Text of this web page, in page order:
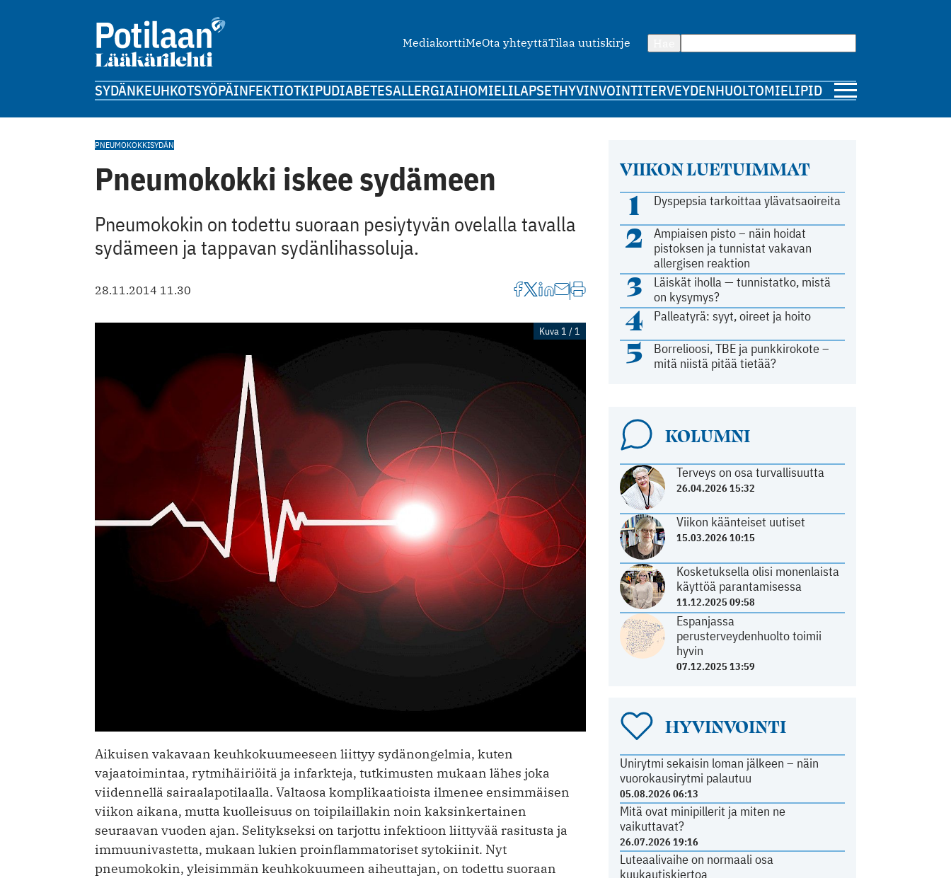
MediakorttiMeOta yhteyttäTilaa uutiskirje
SYDÄNKEUHKOTSYÖPÄINFEKTIOTKIPUDIABETESALLERGIAIHOMIELILAPSETHYVINVOINTITERVEYDENHUOLTOMIELIPIDE
VIIKON LUETUIMMAT
1 Dyspepsia tarkoittaa ylävatsaoireita
2
Ampiaisen pisto – näin hoidat
pistoksen ja tunnistat vakavan
allergisen reaktion
3
Läiskät iholla — tunnistatko, mistä
on kysymys?
4 Palleatyrä: syyt, oireet ja hoito
5
Borrelioosi, TBE ja punkkirokote –
mitä niistä pitää tietää?
KOLUMNI
Terveys on osa turvallisuutta
26.04.2026 15:32
Viikon käänteiset uutiset
15.03.2026 10:15
Kosketuksella olisi monenlaista
käyttöä parantamisessa
11.12.2025 09:58
Espanjassa
perusterveydenhuolto toimii
hyvin
07.12.2025 13:59
HYVINVOINTI
Unirytmi sekaisin loman jälkeen – näin
vuorokausirytmi palautuu
05.08.2026 06:13
Mitä ovat minipillerit ja miten ne
vaikuttavat?
26.07.2026 19:16
Luteaalivaihe on normaali osa
kuukautiskiertoa
PNEUMOKOKKISYDÄN
Pneumokokki iskee sydämeen
Pneumokokin on todettu suoraan pesiytyvän ovelalla tavalla
sydämeen ja tappavan sydänlihassoluja.
28.11.2014 11.30
Kuva 1 / 1
Aikuisen vakavaan keuhkokuumeeseen liittyy sydänongelmia, kuten
vajaatoimintaa, rytmihäiriöitä ja infarkteja, tutkimusten mukaan lähes joka
viidennellä sairaalapotilaalla. Valtaosa komplikaatioista ilmenee ensimmäisen
viikon aikana, mutta kuolleisuus on toipilaillakin noin kaksinkertainen
seuraavan vuoden ajan. Selitykseksi on tarjottu infektioon liittyvää rasitusta ja
immuunivastetta, mukaan lukien proinflammatoriset sytokiinit. Nyt
pneumokokin, yleisimmän keuhkokuumeen aiheuttajan, on todettu suoraan